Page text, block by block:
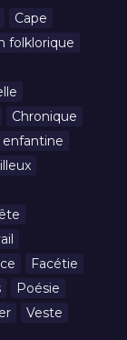
Cape
folklorique
Chronique
Facétie
Poésie
Veste